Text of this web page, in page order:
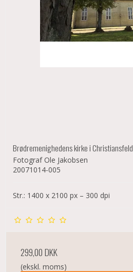
Brødremenighedens kirke i Christiansfeld
Fotograf Ole Jakobsen
20071014-005
Str.: 1400 x 2100 px – 300 dpi
299,00 DKK
(ekskl. moms)